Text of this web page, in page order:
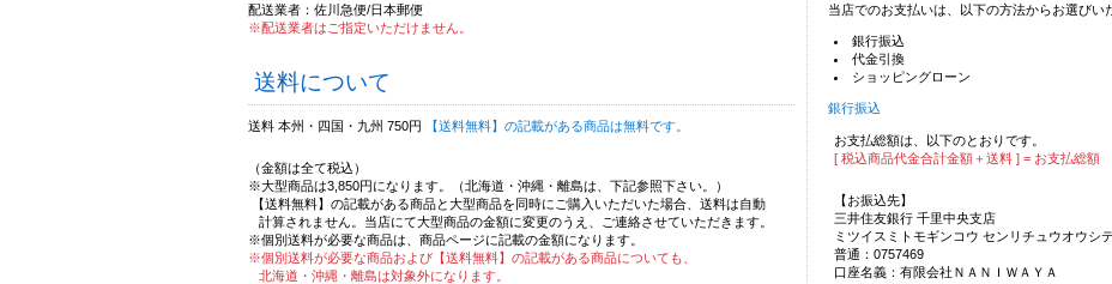
配送業者：佐川急便/日本郵便
※配送業者はご指定いただけません。
送料について
送料 本州・四国・九州 750円 【送料無料】の記載がある商品は無料です。
（金額は全て税込）
※大型商品は3,850円になります。（北海道・沖縄・離島は、下記参照下さい。）
【送料無料】の記載がある商品と大型商品を同時にご購入いただいた場合、送料は自動
計算されません。当店にて大型商品の金額に変更のうえ、ご連絡させていただきます。
※個別送料が必要な商品は、商品ページに記載の金額になります。
※個別送料が必要な商品および【送料無料】の記載がある商品についても、
北海道・沖縄・離島は対象外になります。
当店でのお支払いは、以下の方法からお選びい
銀行振込
代金引換
ショッピングローン
銀行振込
お支払総額は、以下のとおりです。
[ 税込商品代金合計金額＋送料 ] = お支払総額
【お振込先】
三井住友銀行 千里中央支店
ミツイスミトモギンコウ センリチュウオウシ
普通：0757469
口座名義：有限会社ＮＡＮＩＷＡＹＡ